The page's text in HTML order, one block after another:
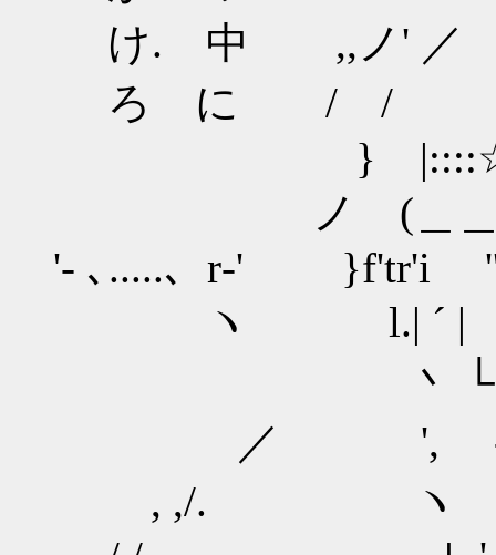
け. 中 ,,ノ'
ろ に
}
ノ (＿＿＿＿
'- ､.....、r‐' }f'tr'i
ヽ l.| ´ |
丶 └、
／ ', ‐--
, ,/. ヽ `''"´,